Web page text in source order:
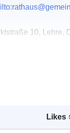
Likes
10, Lehre,